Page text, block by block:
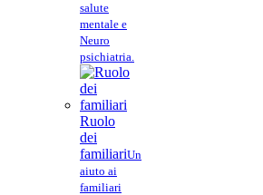
salute
mentale e
Neuro
psichiatria.
Ruolo
dei
familiariUn
aiuto ai
familiari